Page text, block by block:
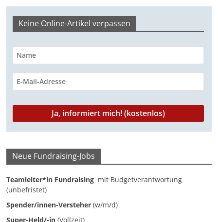
a
M
i
S
e
Keine Online-Artikel verpassen
Neue Fundraising-Jobs
Teamleiter*in Fundraising mit Budgetverantwortung
(unbefristet)
Spender/innen-Versteher (w/m/d)
Super-Held/-in (Vollzeit)